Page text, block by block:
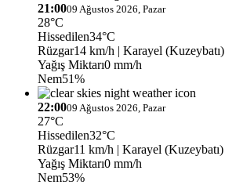
21:0009 Ağustos 2026, Pazar
28°C
Hissedilen34°C
Rüzgar14 km/h | Karayel (Kuzeybatı)
Yağış Miktarı0 mm/h
Nem51%
22:0009 Ağustos 2026, Pazar
27°C
Hissedilen32°C
Rüzgar11 km/h | Karayel (Kuzeybatı)
Yağış Miktarı0 mm/h
Nem53%